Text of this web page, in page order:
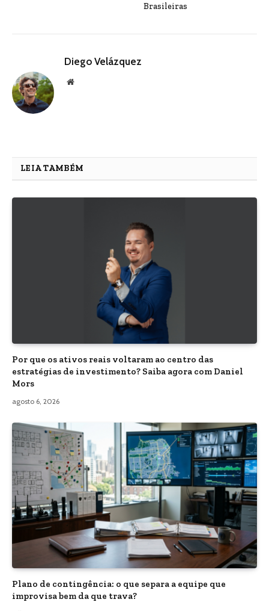
Brasileiras
Diego Velázquez
Website
LEIA TAMBÉM
Por que os ativos reais voltaram ao centro das
estratégias de investimento? Saiba agora com Daniel
Mors
agosto 6, 2026
Plano de contingência: o que separa a equipe que
improvisa bem da que trava?